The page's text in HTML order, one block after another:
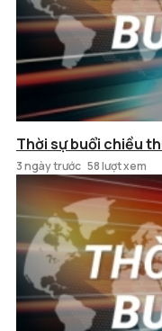
Thời sự buổi chiều
3 ngày trước 58 lượt xem